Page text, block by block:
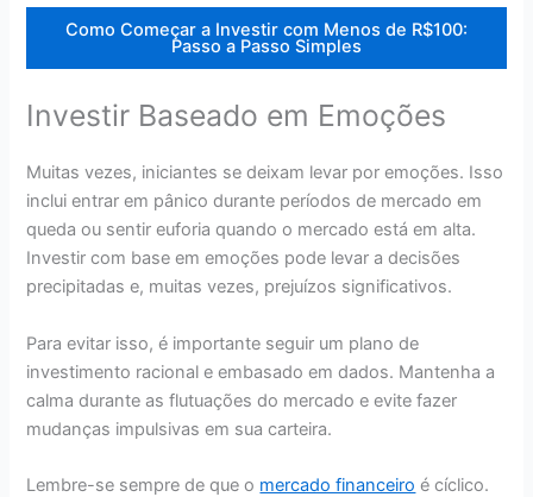
Como Começar a Investir com Menos de R$100:
Passo a Passo Simples
Investir Baseado em Emoções
Muitas vezes, iniciantes se deixam levar por emoções. Isso
inclui entrar em pânico durante períodos de mercado em
queda ou sentir euforia quando o mercado está em alta.
Investir com base em emoções pode levar a decisões
precipitadas e, muitas vezes, prejuízos significativos.
Para evitar isso, é importante seguir um plano de
investimento racional e embasado em dados. Mantenha a
calma durante as flutuações do mercado e evite fazer
mudanças impulsivas em sua carteira.
Lembre-se sempre de que o mercado financeiro é cíclico.